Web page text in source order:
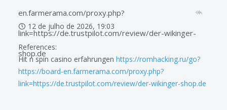
en.farmerama.com/proxy.php?
link=https://de.trustpilot.com/review/der-wikinger-
shop.de
12 de julho de 2026, 19:03
References:
Hit n spin casino erfahrungen https://romhacking.ru/go?
https://board-en.farmerama.com/proxy.php?
link=https://de.trustpilot.com/review/der-wikinger-shop.de